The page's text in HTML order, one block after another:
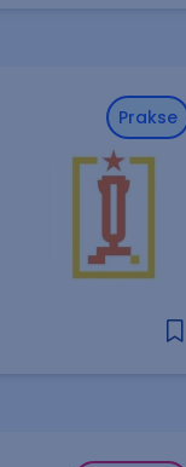
Prakse